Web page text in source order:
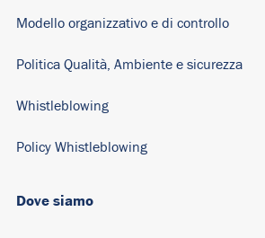
Dove siamo
Modello organizzativo e di controllo
Politica Qualità, Ambiente e sicurezza
Whistleblowing
Policy Whistleblowing